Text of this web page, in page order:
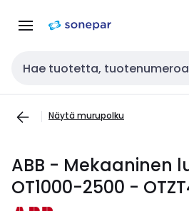
navigointiinsisältöön
Haku
Näytä murupolku
ABB - Mekaaninen
OT1000-2500 -